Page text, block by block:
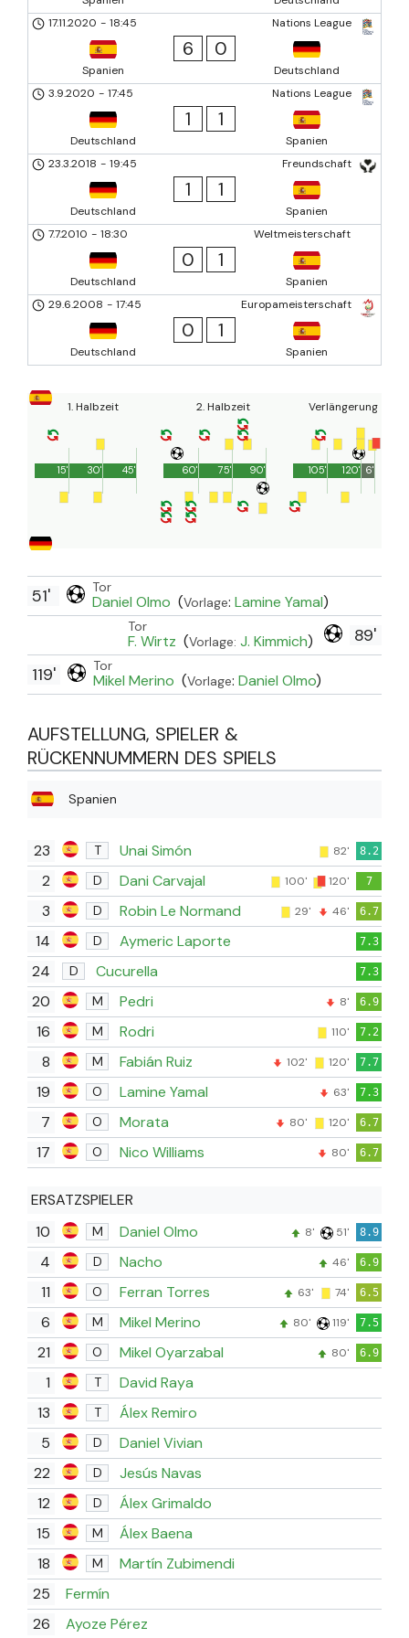
Nations League
17.11.2020 - 18:45
Spanien
6 0
Deutschland
Nations League
3.9.2020 - 17:45
Deutschland
1 1
Spanien
Freundschaft
23.3.2018 - 19:45
Deutschland
1 1
Spanien
Weltmeisterschaft
7.7.2010 - 18:30
Deutschland
0 1
Spanien
Europameisterschaft
29.6.2008 - 17:45
Deutschland
0 1
Spanien
1. Halbzeit
45'
15' 30'
2. Halbzeit
90'
60' 75'
Verlängerung
120'
105' 6'
Tor
Daniel Olmo (Vorlage: Lamine Yamal)
51'
89'
Tor
F. Wirtz (Vorlage: J. Kimmich)
Tor
Mikel Merino (Vorlage: Daniel Olmo)
119'
AUFSTELLUNG, SPIELER &
RÜCKENNUMMERN DES SPIELS
Spanien
23 T Unai Simón 82' 8.2
2 D Dani Carvajal 100' 120' 7
3 D Robin Le Normand 29' 46' 6.7
14 D Aymeric Laporte 7.3
24 D Cucurella 7.3
20 M Pedri 8' 6.9
16 M Rodri 110' 7.2
8 M Fabián Ruiz 102' 120' 7.7
19 O Lamine Yamal 63' 7.3
7 O Morata 80' 120' 6.7
17 O Nico Williams 80' 6.7
ERSATZSPIELER
10
M Daniel Olmo 8' 51' 8.9
4 D Nacho 46' 6.9
11 O Ferran Torres 63' 74' 6.5
6 M Mikel Merino 80' 119' 7.5
21 O Mikel Oyarzabal 80' 6.9
1 T
David Raya
13
T
Álex Remiro
5
D
Daniel Vivian
22
D
Jesús Navas
12
D
Álex Grimaldo
15
M
Álex Baena
18
M
Martín Zubimendi
25
Fermín
26
Ayoze Pérez